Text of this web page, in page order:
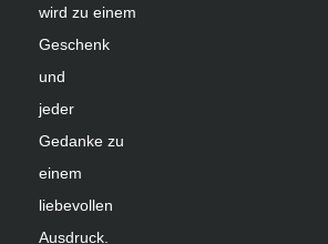
wird zu einem
Geschenk
und
jeder
Gedanke zu
einem
liebevollen
Ausdruck.